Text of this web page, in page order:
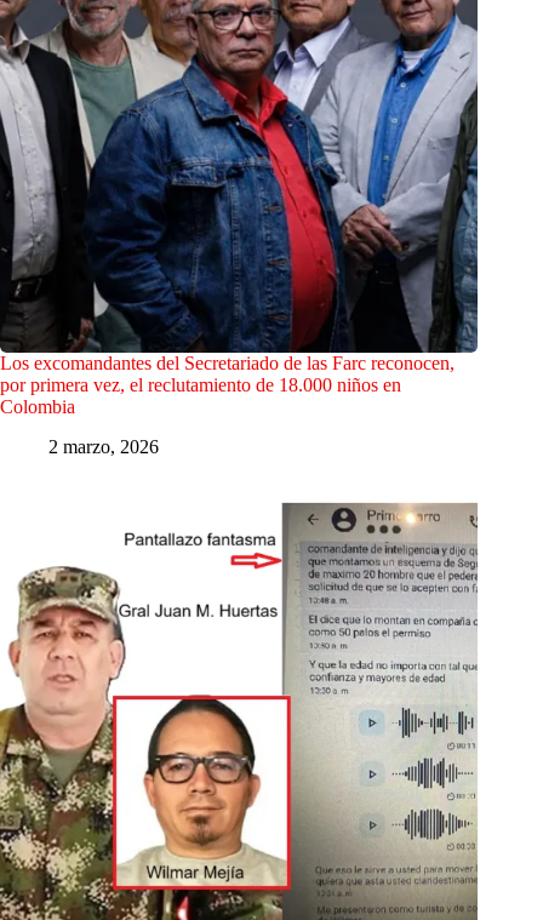
Los excomandantes del Secretariado de las Farc reconocen,
por primera vez, el reclutamiento de 18.000 niños en
Colombia
2 marzo, 2026